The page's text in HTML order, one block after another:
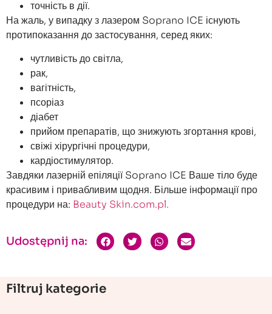
точність в дії.
На жаль, у випадку з лазером Soprano ICE існують
протипоказання до застосування, серед яких:
чутливість до світла,
рак,
вагітність,
псоріаз
діабет
прийом препаратів, що знижують згортання крові,
свіжі хірургічні процедури,
кардіостимулятор.
Завдяки лазерній епіляції Soprano ICE Ваше тіло буде
красивим і привабливим щодня. Більше інформації про
процедури на: Beauty Skin.com.pl.
Udostępnij na:
Filtruj kategorie